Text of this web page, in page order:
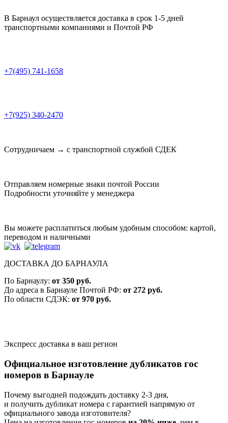
В Барнаул осуществляется доставка в срок 1-5 дней
транспортными компаниями и Почтой РФ
+7(495) 741-1658
+7(925) 340-2470
Сотрудничаем → с транспортной службой СДЕК
Отправляем номерные знаки почтой России
Подробности уточняйте у менеджера
Вы можете расплатиться любым удобным способом: картой,
переводом и наличными
ДОСТАВКА ДО БАРНАУЛА
По Барнаулу: от 350 руб.
До адреса в Барнауле Почтой РФ: от 272 руб.
По области СДЭК: от 970 руб.
Экспресс доставка в ваш регион
Официальное изготовление дубликатов гос
номеров в Барнауле
Почему выгодней подождать доставку 2-3 дня,
и получить дубликат номера с гарантией напрямую от
официального завода изготовителя?